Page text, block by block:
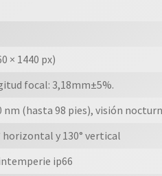
× 1440 px)
focal: 3,18mm±5%.
nm (hasta 98 pies), visión
horizontal y 130° vertical
ip66